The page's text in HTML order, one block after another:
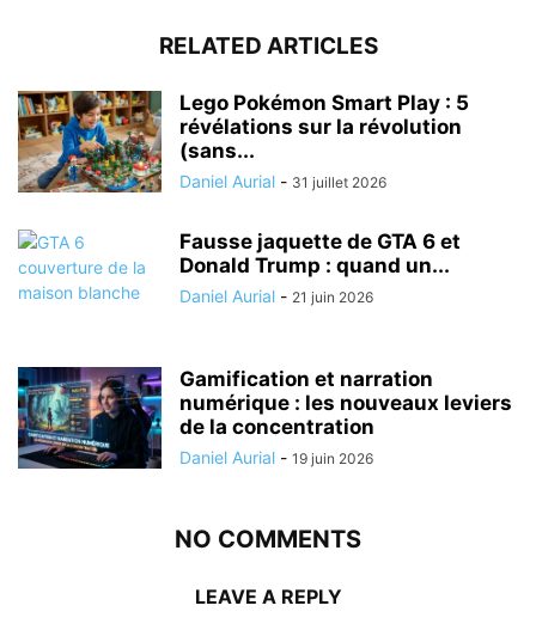
RELATED ARTICLES
Lego Pokémon Smart Play : 5
révélations sur la révolution
(sans...
Daniel Aurial - 31 juillet 2026
Fausse jaquette de GTA 6 et
Donald Trump : quand un...
Daniel Aurial - 21 juin 2026
Gamification et narration
numérique : les nouveaux leviers
de la concentration
Daniel Aurial - 19 juin 2026
NO COMMENTS
LEAVE A REPLY